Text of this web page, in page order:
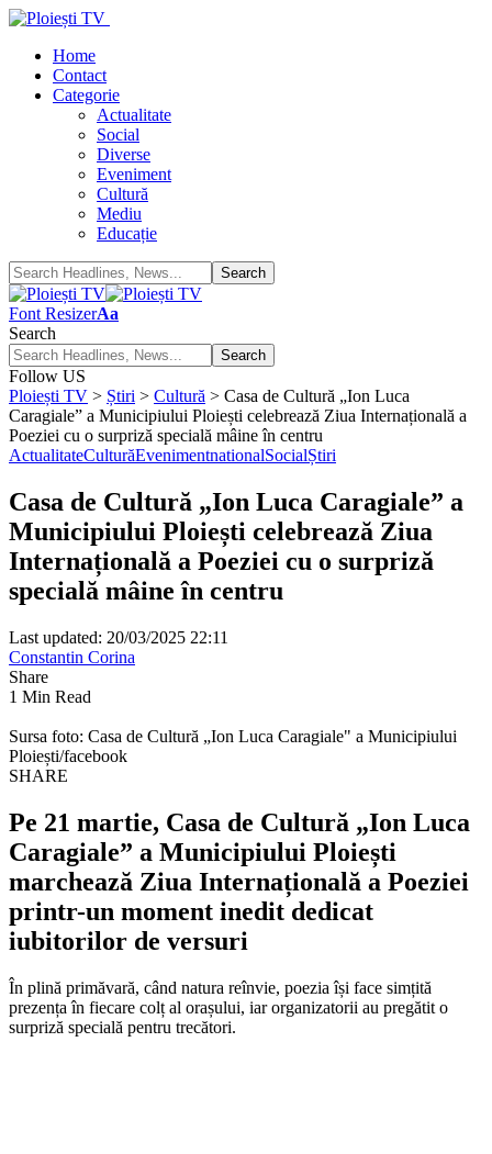
Home
Contact
Categorie
Actualitate
Social
Diverse
Eveniment
Cultură
Mediu
Educație
Font ResizerAa
Search
Follow US
Ploiești TV > Știri > Cultură > Casa de Cultură „Ion Luca
Caragiale” a Municipiului Ploiești celebrează Ziua Internațională a
Poeziei cu o surpriză specială mâine în centru
ActualitateCulturăEvenimentnationalSocialȘtiri
Casa de Cultură „Ion Luca Caragiale” a
Municipiului Ploiești celebrează Ziua
Internațională a Poeziei cu o surpriză
specială mâine în centru
Last updated: 20/03/2025 22:11
Constantin Corina
Share
1 Min Read
Sursa foto: Casa de Cultură „Ion Luca Caragiale" a Municipiului
Ploiești/facebook
SHARE
Pe 21 martie, Casa de Cultură „Ion Luca
Caragiale” a Municipiului Ploiești
marchează Ziua Internațională a Poeziei
printr-un moment inedit dedicat
iubitorilor de versuri
În plină primăvară, când natura reînvie, poezia își face simțită
prezența în fiecare colț al orașului, iar organizatorii au pregătit o
surpriză specială pentru trecători.